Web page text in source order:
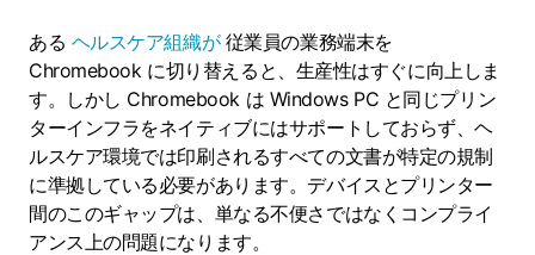
ある ヘルスケア組織が従業員の業務端末を
Chromebook に切り替えると、生産性はすぐに向上しま
す。しかし Chromebook は Windows PC と同じプリン
ターインフラをネイティブにはサポートしておらず、ヘ
ルスケア環境では印刷されるすべての文書が特定の規制
に準拠している必要があります。デバイスとプリンター
間のこのギャップは、単なる不便さではなくコンプライ
アンス上の問題になります。